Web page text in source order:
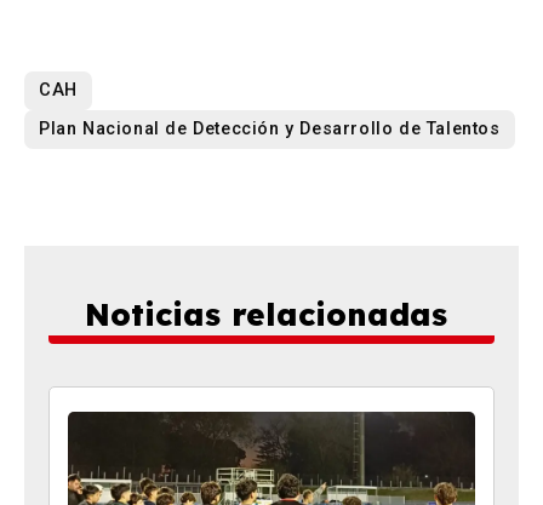
CAH
Plan Nacional de Detección y Desarrollo de Talentos
Noticias relacionadas